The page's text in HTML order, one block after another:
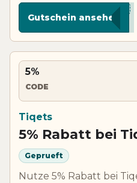
*******RS5
Gutschein ansehen
5%
CODE
Tiqets
5% Rabatt bei
Geprueft
Nutze 5% Rabatt bei